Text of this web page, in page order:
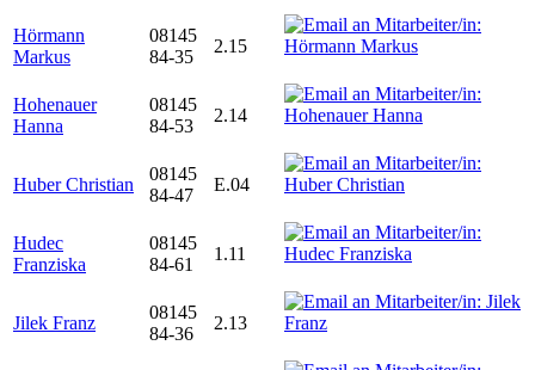
Hörmann
Markus
08145
84-35
2.15
Hohenauer
Hanna
08145
84-53
2.14
Huber Christian
08145
84-47
E.04
Hudec
Franziska
08145
84-61
1.11
Jilek Franz
08145
84-36
2.13